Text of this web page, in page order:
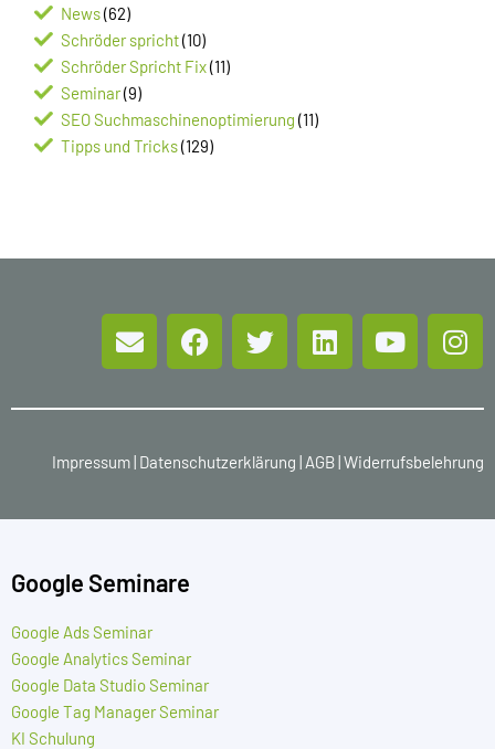
News(62)
Schröder spricht(10)
Schröder Spricht Fix(11)
Seminar(9)
SEO Suchmaschinenoptimierung (11)
Tipps und Tricks(129)
Impressum| Datenschutzerklärung | AGB|Widerrufsbelehrung
Google Seminare
Google Ads Seminar
Google Analytics Seminar
Google Data Studio Seminar
Google Tag Manager Seminar
KI Schulung